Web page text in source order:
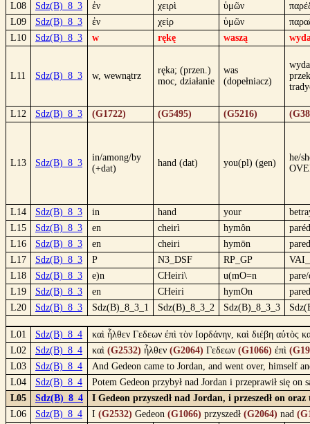
L08
Sdz(B)_8_3 ἐν χειρὶ ὑμῶν
L09
Sdz(B)_8_3 ἐν χείρ ὑμῶν
L10
Sdz(B)_8_3 w rękę waszą
L11 Sdz(B)_8_3 w, wewnątrz
ręka; (przen.)
moc, działanie
was
(dopełniacz)
L12 Sdz(B)_8_3 (G1722) (G5495) (G5216)
L13 Sdz(B)_8_3
in/among/by
(+dat)
hand (dat) you(pl) (gen)
he/
L14 Sdz(B)_8_3 in hand your
L15
Sdz(B)_8_3 en cheirì hymôn
L16
Sdz(B)_8_3 en cheiri hymōn
L17
Sdz(B)_8_3 P N3_DSF RP_GP
L18
Sdz(B)_8_3 e)n CHeiri\ u(mO=n
L19
Sdz(B)_8_3 en CHeiri hymOn
L20
Sdz(B)_8_3 Sdz(B)_8_3_1 Sdz(B)_8_3_2 Sdz(B)_8_3_3
L01 Sdz(B)_8_4
καὶ ἦλθεν Γεδεων ἐπὶ τὸν Ιορδάνην, καὶ διέβη αὐτὸς
L02
Sdz(B)_8_4 καὶ (G2532) ἦλθεν (G2064) Γεδεων (G1066) ἐπὶ
L03
Sdz(B)_8_4
And Gedeon came to Jordan, and went over, himself
L04
Sdz(B)_8_4
Potem Gedeon przybył nad Jordan i przeprawił się
L05
Sdz(B)_8_4
I Gedeon przyszedł nad Jordan, i przeszedł on
L06
Sdz(B)_8_4 I (G2532) Gedeon (G1066) przyszedł (G2064) nad